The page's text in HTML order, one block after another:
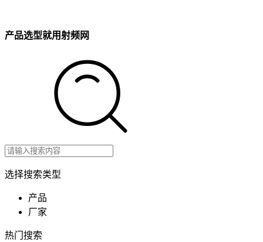
产品选型就用射频网
选择搜索类型
产品
厂家
热门搜索